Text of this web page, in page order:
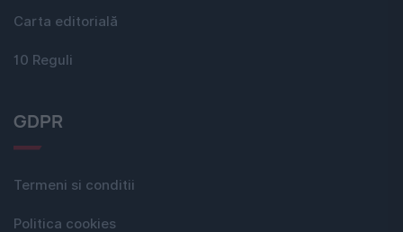
Carta editorială
10 Reguli
GDPR
Termeni si conditii
Politica cookies